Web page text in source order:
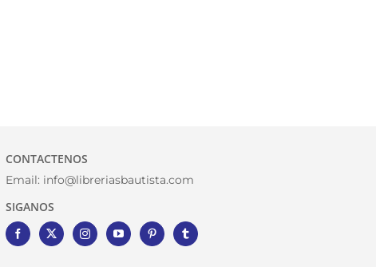
CONTACTENOS
Email: info@libreriasbautista.com
SIGANOS